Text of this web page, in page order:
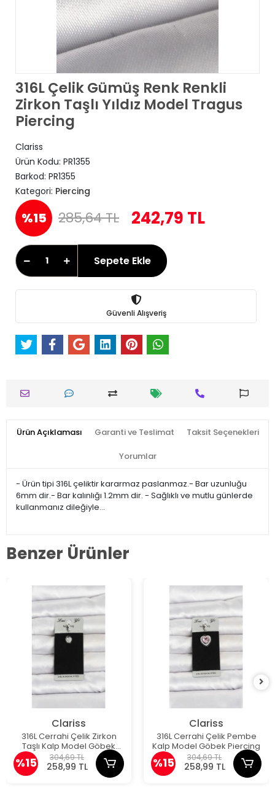
316L Çelik Gümüş Renk Renkli
Zirkon Taşlı Yıldız Model Tragus
Piercing
Clariss
Ürün Kodu: PR1355
Barkod: PR1355
Kategori: Piercing
%15 285,64 TL 242,79 TL
Sepete Ekle
Güvenli Alışveriş
Ürün Açıklaması Garanti ve Teslimat Taksit Seçenekleri
Yorumlar
- Ürün tipi 316L çeliktir kararmaz paslanmaz.- Bar uzunluğu
6mm dir.- Bar kalınlığı 1.2mm dir. - Sağlıklı ve mutlu günlerde
kullanmanız dileğiyle…
Benzer Ürünler
Clariss
316L Cerrahi Çelik Zirkon
Taşlı Kalp Model Göbek
Piercing
%15 304,69 TL
258,99 TL
Clariss
316L Cerrahi Çelik Pembe
Kalp Model Göbek Piercing
%15 304,69 TL
258,99 TL